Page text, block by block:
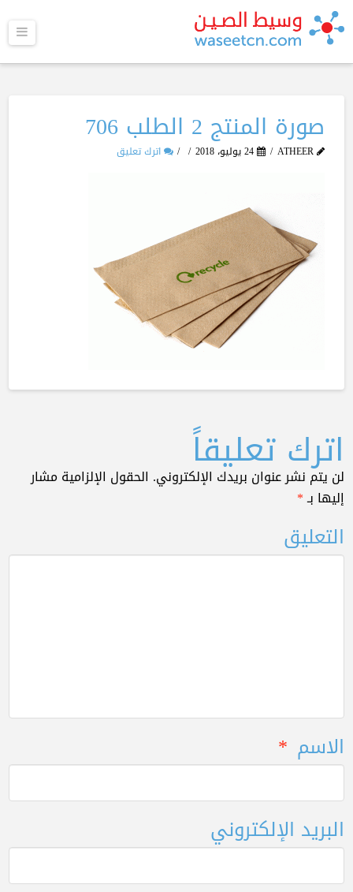
صورة المنتج 2 الطلب 706
ATHEER 24 يوليو، 2018 اترك تعليق
اترك تعليقاً
لن يتم نشر عنوان بريدك الإلكتروني. الحقول الإلزامية مشار
إليها بـ*
التعليق
الاسم *
البريد الإلكتروني